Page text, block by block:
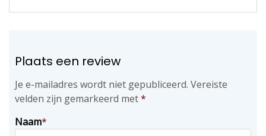
Plaats een review
Je e-mailadres wordt niet gepubliceerd. Vereiste
velden zijn gemarkeerd met*
Naam*